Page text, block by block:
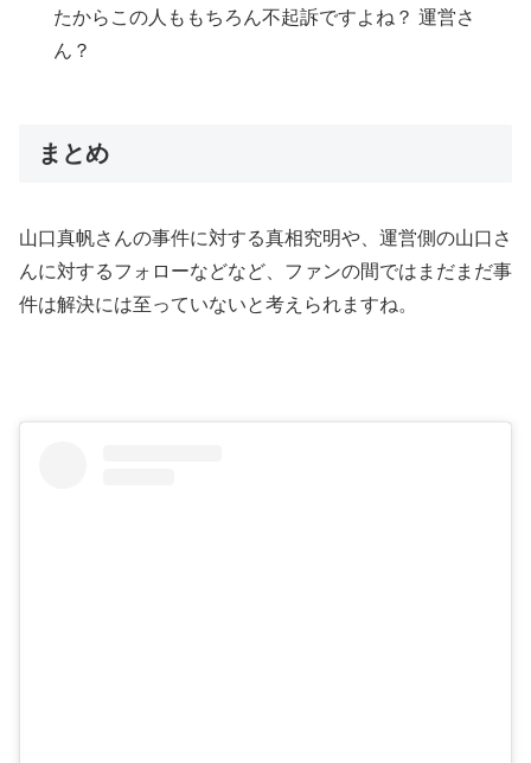
たからこの人ももちろん不起訴ですよね？ 運営さ
ん？
まとめ
山口真帆さんの事件に対する真相究明や、運営側の山口さ
んに対するフォローなどなど、ファンの間ではまだまだ事
件は解決には至っていないと考えられますね。